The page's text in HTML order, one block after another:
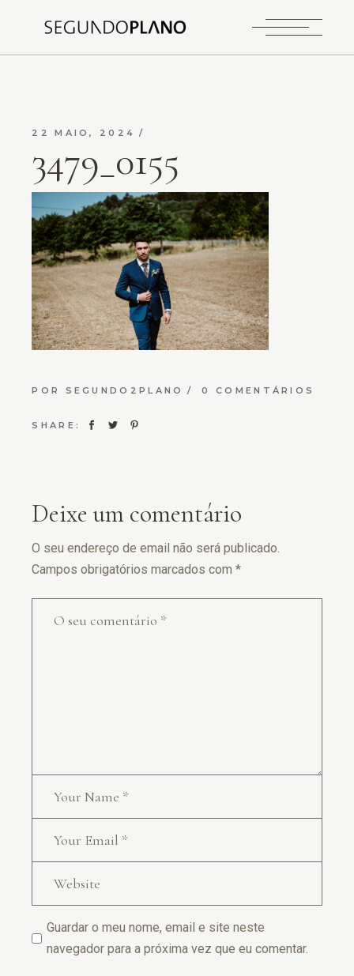
22 MAIO, 2024
3479_0155
POR SEGUNDO2PLANO 0 COMENTÁRIOS
SHARE:
Deixe um comentário
O seu endereço de email não será publicado.
Campos obrigatórios marcados com*
Guardar o meu nome, email e site neste
navegador para a próxima vez que eu comentar.